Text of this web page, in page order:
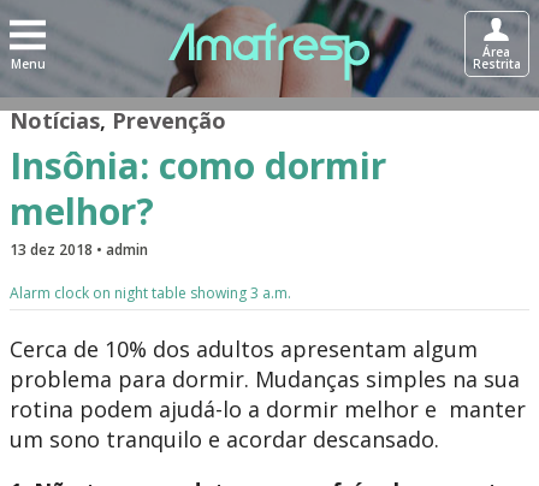
Menu
Área
Restrita
Notícias,Prevenção
Insônia: como dormir
melhor?
13 dez 2018 • admin
Alarm clock on night table showing 3 a.m.
Cerca de 10% dos adultos apresentam algum
problema para dormir. Mudanças simples na sua
rotina podem ajudá-lo a dormir melhor e manter
um sono tranquilo e acordar descansado.